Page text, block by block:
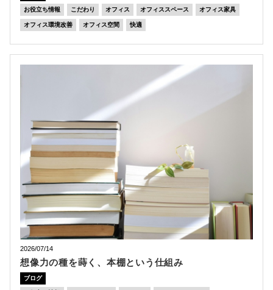
お役立ち情報 こだわり オフィス オフィススペース オフィス家具
オフィス環境改善 オフィス空間 快適
2026/07/14
想像力の種を蒔く、本棚という仕組み
ブログ